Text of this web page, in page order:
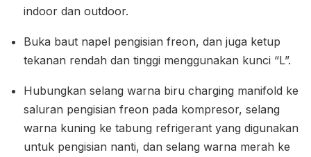
indoor dan outdoor.
Buka baut napel pengisian freon, dan juga ketup
tekanan rendah dan tinggi menggunakan kunci “L”.
Hubungkan selang warna biru charging manifold ke
saluran pengisian freon pada kompresor, selang
warna kuning ke tabung refrigerant yang digunakan
untuk pengisian nanti, dan selang warna merah ke